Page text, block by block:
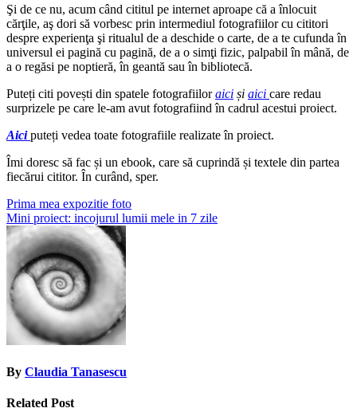
Şi de ce nu, acum când cititul pe internet aproape că a înlocuit
cărţile, aş dori să vorbesc prin intermediul fotografiilor cu cititori
despre experienţa şi ritualul de a deschide o carte, de a te cufunda în
universul ei pagină cu pagină, de a o simţi fizic, palpabil în mână, de
a o regăsi pe noptieră, în geantă sau în bibliotecă.
Puteți citi povești din spatele fotografiiloraici și aici care redau
surprizele pe care le-am avut fotografiind în cadrul acestui proiect.
Aiciputeți vedea toate fotografiile realizate în proiect.
Îmi doresc să fac și un ebook, care să cuprindă și textele din partea
fiecărui cititor. În curând, sper.
Post
navigation
Prima mea expozitie foto
Mini proiect: incojurul lumii mele in 7 zile
By Claudia Tanasescu
Related Post